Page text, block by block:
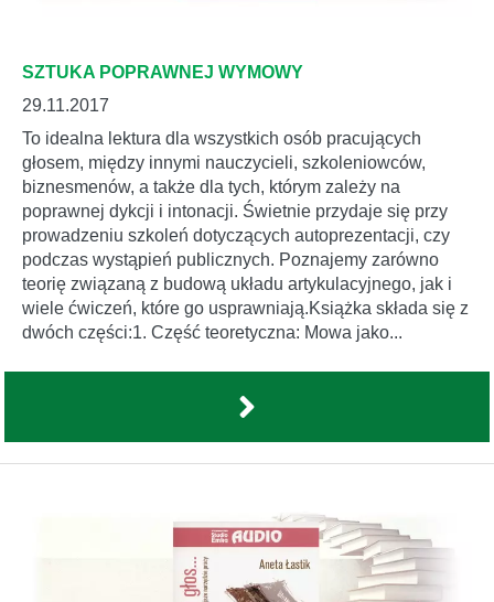
SZTUKA POPRAWNEJ WYMOWY
29.11.2017
To idealna lektura dla wszystkich osób pracujących
głosem, między innymi nauczycieli, szkoleniowców,
biznesmenów, a także dla tych, którym zależy na
poprawnej dykcji i intonacji. Świetnie przydaje się przy
prowadzeniu szkoleń dotyczących autoprezentacji, czy
podczas wystąpień publicznych. Poznajemy zarówno
teorię związaną z budową układu artykulacyjnego, jak i
wiele ćwiczeń, które go usprawniają.Książka składa się z
dwóch części:1. Część teoretyczna: Mowa jako...